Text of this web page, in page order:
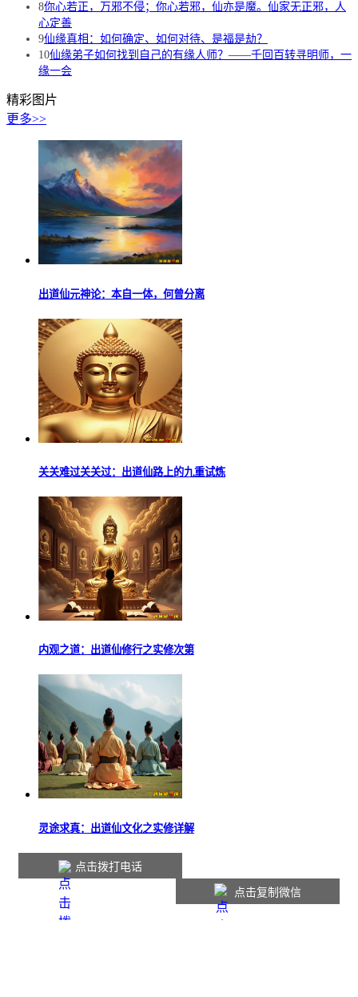
8你心若正，万邪不侵；你心若邪，仙亦是魔。仙家无正邪，人
心定善
9仙缘真相：如何确定、如何对待、是福是劫？
10仙缘弟子如何找到自己的有缘人师？——千回百转寻明师，一
缘一会
精彩图片
更多>>
出道仙元神论：本自一体，何曾分离
关关难过关关过：出道仙路上的九重试炼
内观之道：出道仙修行之实修次第
灵途求真：出道仙文化之实修详解
点击拨打电话
点击复制微信